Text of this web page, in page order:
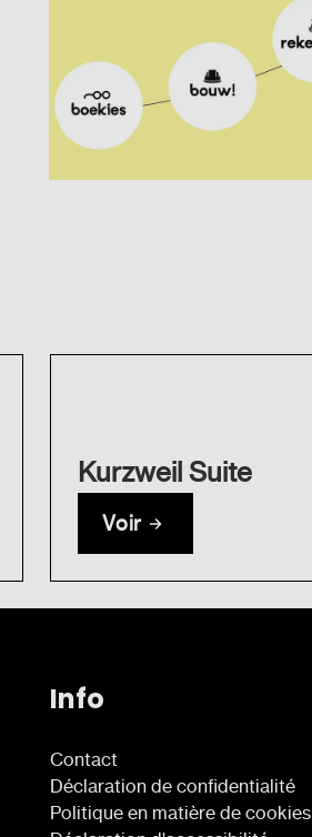
Kurzweil Suite
Voir
Info
Contact
Déclaration de confidentialité
Politique en matière de cookies